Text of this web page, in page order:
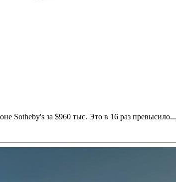
Sotheby's за $960 тыс. Это в 16 раз превысило...